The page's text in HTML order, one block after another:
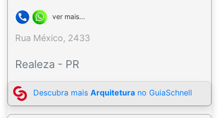
ver mais...
Rua México, 2433
Realeza - PR
Descubra mais Arquitetura no GuiaSchnell